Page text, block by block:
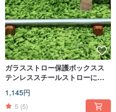
ガラスストロー保護ボックスス
テンレススチールストローには
納袋が付属しています保護ボッ
クス収納ボックス
1,145円
5 (5)